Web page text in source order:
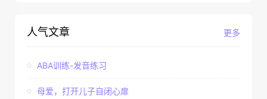
更多
人气文章
ABA训练-发音练习
母爱，打开儿子自闭心扉